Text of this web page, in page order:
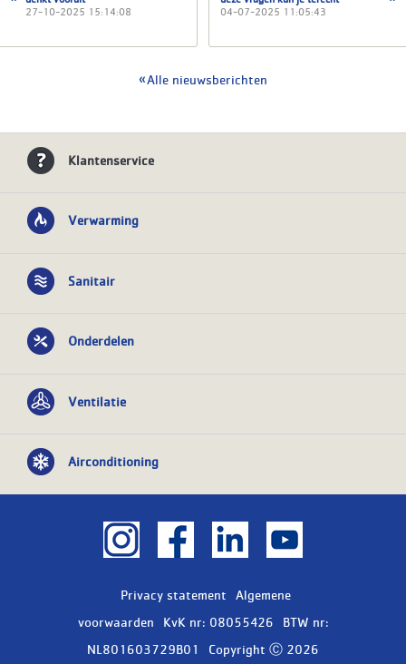
27-10-2025 15:14:08
04-07-2025 11:05:43
Alle nieuwsberichten
Klantenservice
Verwarming
Sanitair
Onderdelen
Ventilatie
Airconditioning
Privacy statement
Algemene
voorwaarden
KvK nr: 08055426
BTW nr:
NL801603729B01
Copyright Ⓒ 2026